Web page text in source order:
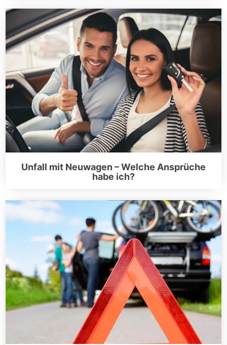
Unfall mit Neuwagen – Welche Ansprüche
habe ich?